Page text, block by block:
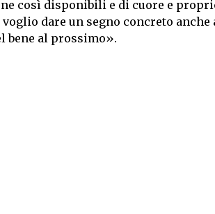
così disponibili e di cuore e
dare un segno concreto
bene al prossimo».